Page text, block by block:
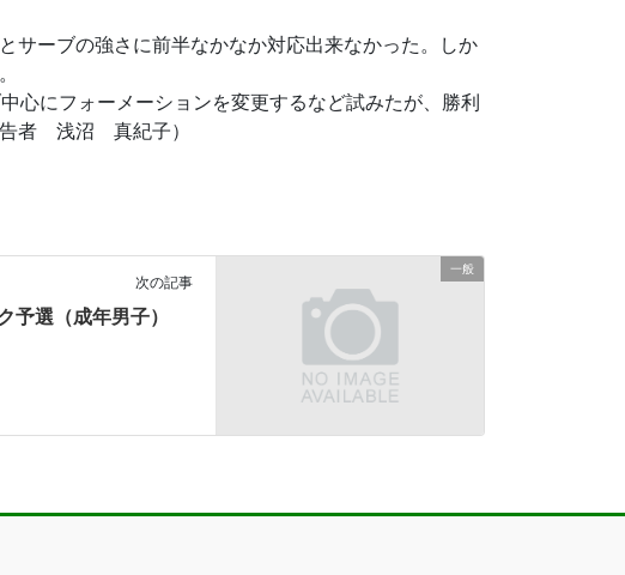
サーブの強さに前半なかなか対応出来なかった。しか
にフォーメーションを変更するなど試みたが、勝利
告者 浅沼 真紀子）
一般
次の記事
予選（成年男子）